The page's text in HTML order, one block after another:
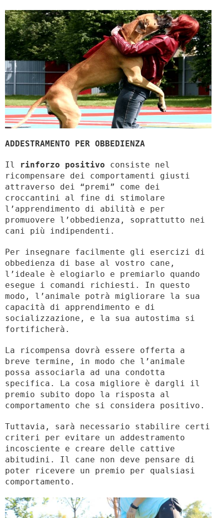
ADDESTRAMENTO PER OBBEDIENZA
Il rinforzo positivo consiste nel
ricompensare dei comportamenti giusti
attraverso dei “premi” come dei
croccantini al fine di stimolare
l’apprendimento di abilità e per
promuovere l’obbedienza, soprattutto nei
cani più indipendenti.
Per insegnare facilmente gli esercizi di
obbedienza di base al vostro cane,
l’ideale è elogiarlo e premiarlo quando
esegue i comandi richiesti. In questo
modo, l’animale potrà migliorare la sua
capacità di apprendimento e di
socializzazione, e la sua autostima si
fortificherà.
La ricompensa dovrà essere offerta a
breve termine, in modo che l’animale
possa associarla ad una condotta
specifica. La cosa migliore è dargli il
premio subito dopo la risposta al
comportamento che si considera positivo.
Tuttavia, sarà necessario stabilire certi
criteri per evitare un addestramento
incosciente e creare delle cattive
abitudini. Il cane non deve pensare di
poter ricevere un premio per qualsiasi
comportamento.